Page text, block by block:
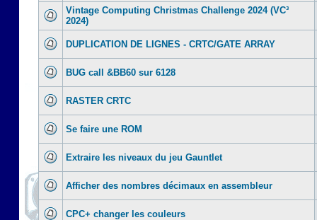
Vintage Computing Christmas Challenge 2024 (VC³
2024)
DUPLICATION DE LIGNES - CRTC/GATE ARRAY
BUG call &BB60 sur 6128
RASTER CRTC
Se faire une ROM
Extraire les niveaux du jeu Gauntlet
Afficher des nombres décimaux en assembleur
CPC+ changer les couleurs